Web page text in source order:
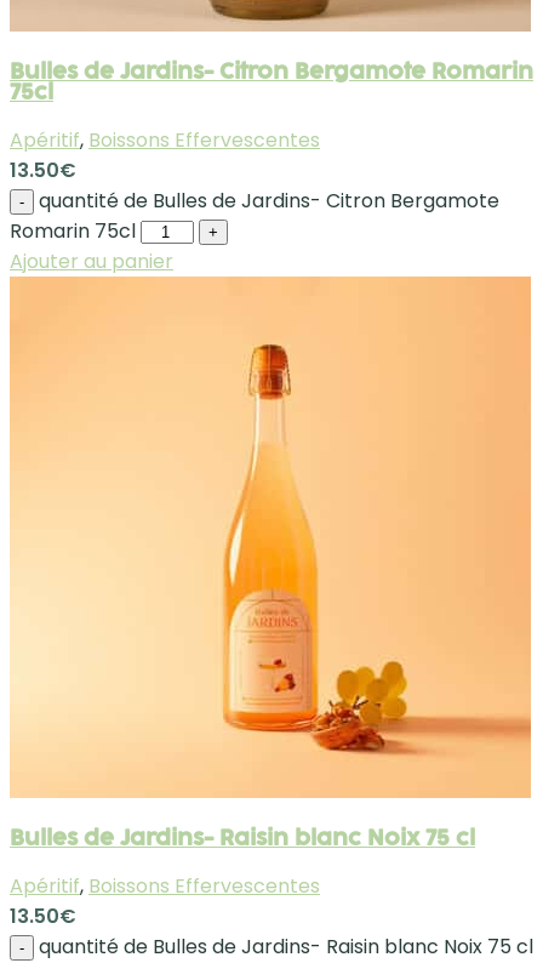
Bulles de Jardins- Citron Bergamote Romarin
75cl
Apéritif, Boissons Effervescentes
13.50€
-
quantité de Bulles de Jardins- Citron Bergamote
Romarin 75cl
+
Ajouter au panier
Bulles de Jardins- Raisin blanc Noix 75 cl
Apéritif, Boissons Effervescentes
13.50€
- quantité de Bulles de Jardins- Raisin blanc Noix 75 cl